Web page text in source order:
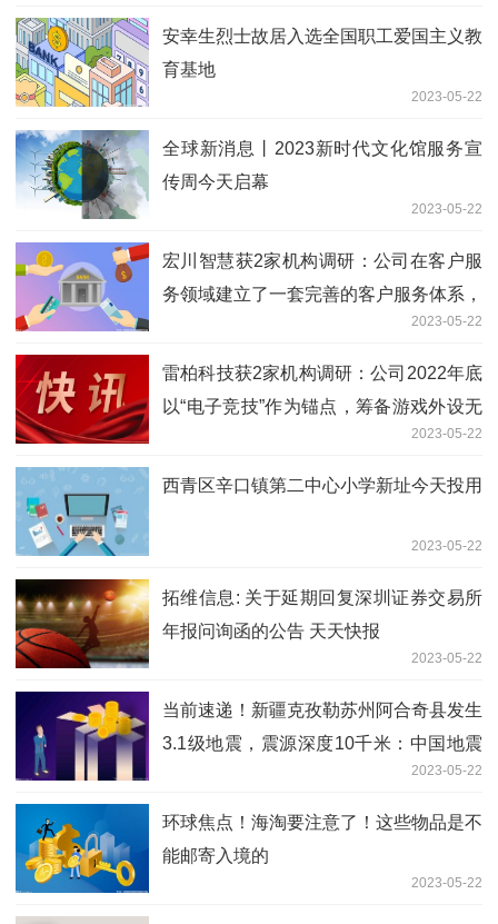
安幸生烈士故居入选全国职工爱国主义教
育基地
2023-05-22
全球新消息丨2023新时代文化馆服务宣
传周今天启幕
2023-05-22
宏川智慧获2家机构调研：公司在客户服
务领域建立了一套完善的客户服务体系，
通过一系列服务方式优化客户体验，增强
客户粘性（附调研问答）
2023-05-22
雷柏科技获2家机构调研：公司2022年底
以“电子竞技”作为锚点，筹备游戏外设无
线化革新的“+”计划，打造低延时、长续
航、远距离、抗干扰的无线电竞产品（附
2023-05-22
西青区辛口镇第二中心小学新址今天投用
2023-05-22
拓维信息: 关于延期回复深圳证券交易所
年报问询函的公告 天天快报
2023-05-22
当前速递！新疆克孜勒苏州阿合奇县发生
3.1级地震，震源深度10千米：中国地震
2023-05-22
环球焦点！海淘要注意了！这些物品是不
能邮寄入境的
2023-05-22